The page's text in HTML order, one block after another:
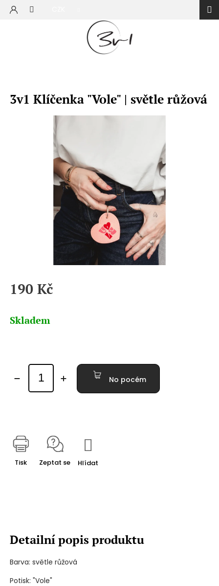
Přejít
3v1 Klíčenka "Vole" | světle růžová
190 Kč
cena:
Skladem
No pocém
Tisk Zeptat se Hlídat
Detailní popis produktu
Barva: světle růžová
Potisk: "Vole"